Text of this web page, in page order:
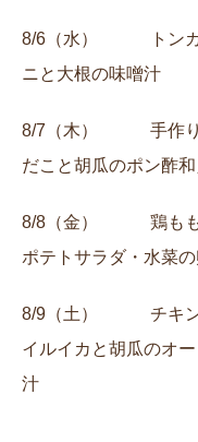
8/6（水） トンカツ
ニと大根の味噌汁
8/7（木） 手作りハ
だこと胡瓜のポン酢
8/8（金） 鶏もも肉
ポテトサラダ・水菜
8/9（土） チキント
イルイカと胡瓜のオ
汁